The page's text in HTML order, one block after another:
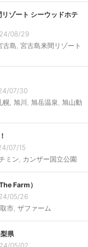
ゾート シーウッドホテ
08/29
古島, 宮古島来間リゾート
07/30
幌, 旭川, 旭岳温泉, 旭山動
07/15
ミン, カンザー国立公園
Farm）
05/26
市, ザファーム
県
05/02